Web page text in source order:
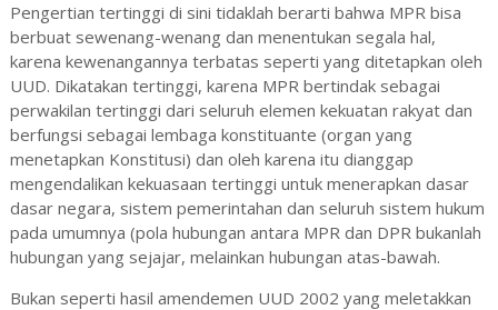
Pengertian tertinggi di sini tidaklah berarti bahwa MPR bisa
berbuat sewenang-wenang dan menentukan segala hal,
karena kewenangannya terbatas seperti yang ditetapkan oleh
UUD. Dikatakan tertinggi, karena MPR bertindak sebagai
perwakilan tertinggi dari seluruh elemen kekuatan rakyat dan
berfungsi sebagai lembaga konstituante (organ yang
menetapkan Konstitusi) dan oleh karena itu dianggap
mengendalikan kekuasaan tertinggi untuk menerapkan dasar
dasar negara, sistem pemerintahan dan seluruh sistem hukum
pada umumnya (pola hubungan antara MPR dan DPR bukanlah
hubungan yang sejajar, melainkan hubungan atas-bawah.
Bukan seperti hasil amendemen UUD 2002 yang meletakkan